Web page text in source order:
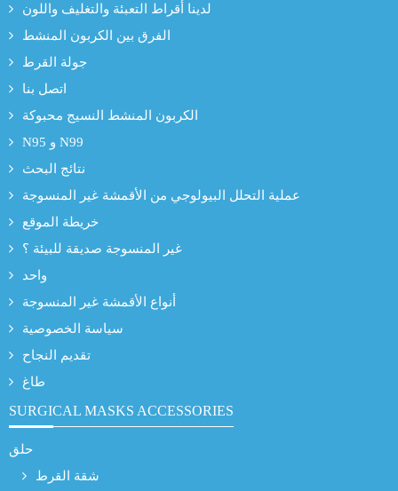
لدينا أقراط التعبئة والتغليف واللون
الفرق بين الكربون المنشط
جولة القرط
اتصل بنا
الكربون المنشط النسيج محبوكة
N95 و N99
نتائج البحث
عملية التحلل البيولوجي من الأقمشة غير المنسوجة
خريطة الموقع
غير المنسوجة صديقة للبيئة ؟
واحد
أنواع الأقمشة غير المنسوجة
سياسة الخصوصية
تقديم النجاح
طاغ
SURGICAL MASKS ACCESSORIES
حلق
شقة القرط